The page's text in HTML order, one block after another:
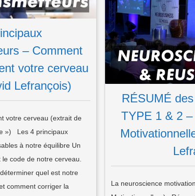
– Comment
votre cerveau
Lefrançois)
votre cerveau (extrait de
») Les 4 principaux
à notre équilibre Un
code de notre cerveau.
quel est notre
comment corriger la
RÉSUMÉ
TYPE 1 & 2
La neuroscience